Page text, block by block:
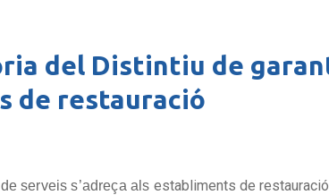
del Distintiu de
de restauració
serveis s’adreça als establiments de restauració